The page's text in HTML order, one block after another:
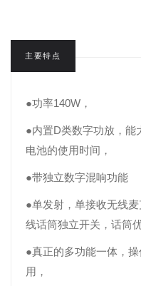
主要特点
●功率140W，
●内置D类数字功放，能
电池的使用时间，
●带独立数字混响功能
●单发射，单接收无线
线话筒独立开关，话筒
●真正的多功能一体，
用，